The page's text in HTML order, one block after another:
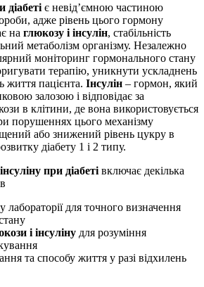
діабеті є невід’ємною частиною
адже рівень цього гормону
на глюкозу і інсулін, стабільність
метаболізм організму. Незалежно
моніторинг гормонального стану
терапію, уникнути ускладнень
життя пацієнта. Інсулін – гормон, який
залозою і відповідає за
в клітини, де вона використовується
порушеннях цього механізму
або знижений рівень цукру в
діабету 1 і 2 типу.
інсуліну при діабеті включає декілька
у лабораторії для точного визначення
і інсуліну для розуміння
та способу життя у разі відхилень